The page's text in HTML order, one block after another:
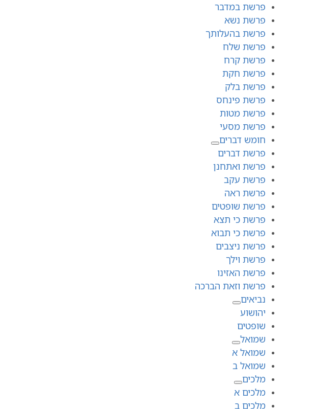
פרשת במדבר
פרשת נשא
פרשת בהעלותך
פרשת שלח
פרשת קרח
פרשת חקת
פרשת בלק
פרשת פינחס
פרשת מטות
פרשת מסעי
חומש דברים
פרשת דברים
פרשת ואתחנן
פרשת עקב
פרשת ראה
פרשת שופטים
פרשת כי תצא
פרשת כי תבוא
פרשת ניצבים
פרשת וילך
פרשת האזינו
פרשת וזאת הברכה
נביאים
יהושוע
שופטים
שמואל
שמואל א
שמואל ב
מלכים
מלכים א
מלכים ב